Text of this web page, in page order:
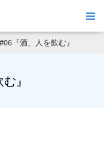
#06『酒、人を飲む』
』